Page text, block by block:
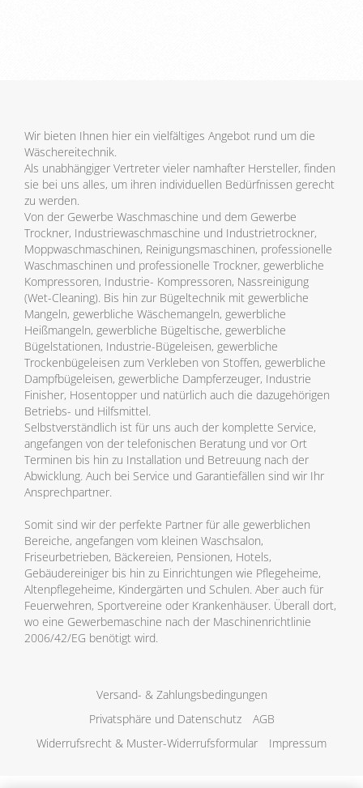
Wir bieten Ihnen hier ein vielfältiges Angebot rund um die
Wäschereitechnik.
Als unabhängiger Vertreter vieler namhafter Hersteller, finden
sie bei uns alles, um ihren individuellen Bedürfnissen gerecht
zu werden.
Von der Gewerbe Waschmaschine und dem Gewerbe
Trockner, Industriewaschmaschine und Industrietrockner,
Moppwaschmaschinen, Reinigungsmaschinen, professionelle
Waschmaschinen und professionelle Trockner, gewerbliche
Kompressoren, Industrie- Kompressoren, Nassreinigung
(Wet-Cleaning). Bis hin zur Bügeltechnik mit gewerbliche
Mangeln, gewerbliche Wäschemangeln, gewerbliche
Heißmangeln, gewerbliche Bügeltische, gewerbliche
Bügelstationen, Industrie-Bügeleisen, gewerbliche
Trockenbügeleisen zum Verkleben von Stoffen, gewerbliche
Dampfbügeleisen, gewerbliche Dampferzeuger, Industrie
Finisher, Hosentopper und natürlich auch die dazugehörigen
Betriebs- und Hilfsmittel.
Selbstverständlich ist für uns auch der komplette Service,
angefangen von der telefonischen Beratung und vor Ort
Terminen bis hin zu Installation und Betreuung nach der
Abwicklung. Auch bei Service und Garantiefällen sind wir Ihr
Ansprechpartner.
Somit sind wir der perfekte Partner für alle gewerblichen
Bereiche, angefangen vom kleinen Waschsalon,
Friseurbetrieben, Bäckereien, Pensionen, Hotels,
Gebäudereiniger bis hin zu Einrichtungen wie Pflegeheime,
Altenpflegeheime, Kindergärten und Schulen. Aber auch für
Feuerwehren, Sportvereine oder Krankenhäuser. Überall dort,
wo eine Gewerbemaschine nach der Maschinenrichtlinie
2006/42/EG benötigt wird.
Versand- & Zahlungsbedingungen
Privatsphäre und Datenschutz
AGB
Widerrufsrecht & Muster-Widerrufsformular
Impressum